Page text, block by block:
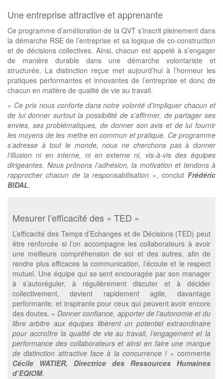
Une entreprise attractive et apprenante
Ce programme d’amélioration de la QVT s’inscrit pleinement dans
la démarche RSE de l’entreprise et sa logique de co-construction
et de décisions collectives. Ainsi, chacun est appelé à s’engager
de manière durable dans une démarche volontariste et
structurée. La distinction reçue met aujourd’hui à l’honneur les
pratiques performantes et innovantes de l’entreprise et donc de
chacun en matière de qualité de vie au travail.
« Ce prix nous conforte dans notre volonté d’impliquer chacun et
de lui donner surtout la possibilité de s’affirmer, de partager ses
envies, ses problématiques, de donner son avis et de lui fournir
les moyens de les mettre en commun et pratique. Ce programme
s’adresse à tout le monde, nous ne cherchons pas à donner
l’illusion ni en interne, ni en externe ni, vis-à-vis des équipes
dirigeantes. Nous prônons l’adhésion, la motivation et tendons à
rapprocher chacun de la responsabilisation », conclutFrédéric
BIDAL.
Mesurer l’efficacité des « TED »
L’efficacité des Temps d’Echanges et de Décisions (TED) peut
être renforcée si l’on accompagne les collaborateurs à avoir
une meilleure compréhension de soi et des autres, afin de
rendre plus efficaces la communication, l’écoute et le respect
mutuel. Une équipe qui se sent encouragée par son manager
à s’autoréguler, à régulièrement discuter et à décider
collectivement, devient rapidement agile, davantage
performante, et inspirante pour ceux qui peuvent avoir encore
des doutes. «Donner confiance, apporter de l’autonomie et du
libre arbitre aux équipes libèrent un potentiel extraordinaire
pour accroître la qualité de vie au travail, l’engagement et la
performance des collaborateurs et ainsi en faire une marque
de distinction attractive face à la concurrence ! » commente
Cécile WATIER, Directrice des Ressources Humaines
d’EQIOM.